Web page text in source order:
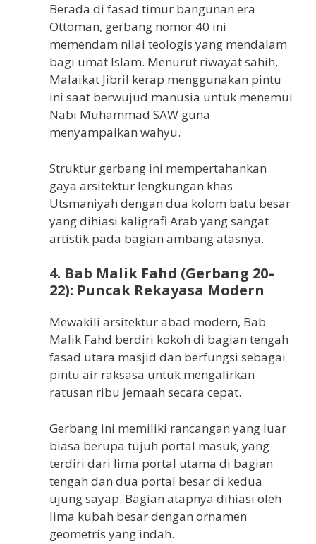
Berada di fasad timur bangunan era
Ottoman, gerbang nomor 40 ini
memendam nilai teologis yang mendalam
bagi umat Islam. Menurut riwayat sahih,
Malaikat Jibril kerap menggunakan pintu
ini saat berwujud manusia untuk menemui
Nabi Muhammad SAW guna
menyampaikan wahyu.
Struktur gerbang ini mempertahankan
gaya arsitektur lengkungan khas
Utsmaniyah dengan dua kolom batu besar
yang dihiasi kaligrafi Arab yang sangat
artistik pada bagian ambang atasnya.
4. Bab Malik Fahd (Gerbang 20–
22): Puncak Rekayasa Modern
Mewakili arsitektur abad modern, Bab
Malik Fahd berdiri kokoh di bagian tengah
fasad utara masjid dan berfungsi sebagai
pintu air raksasa untuk mengalirkan
ratusan ribu jemaah secara cepat.
Gerbang ini memiliki rancangan yang luar
biasa berupa tujuh portal masuk, yang
terdiri dari lima portal utama di bagian
tengah dan dua portal besar di kedua
ujung sayap. Bagian atapnya dihiasi oleh
lima kubah besar dengan ornamen
geometris yang indah.